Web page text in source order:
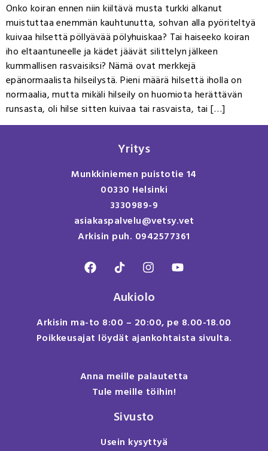
Onko koiran ennen niin kiiltävä musta turkki alkanut
muistuttaa enemmän kauhtunutta, sohvan alla pyöriteltyä
kuivaa hilsettä pöllyävää pölyhuiskaa? Tai haiseeko koiran
iho eltaantuneelle ja kädet jäävät silittelyn jälkeen
kummallisen rasvaisiksi? Nämä ovat merkkejä
epänormaalista hilseilystä. Pieni määrä hilsettä iholla on
normaalia, mutta mikäli hilseily on huomiota herättävän
runsasta, oli hilse sitten kuivaa tai rasvaista, tai […]
Yritys
Munkkiniemen puistotie 14
00330 Helsinki
3330989-9
asiakaspalvelu@vetsy.vet
Arkisin puh. 0942577361
Aukiolo
Arkisin ma-to 8:00 – 20:00, pe 8.00-18.00
Poikkeusajat löydät ajankohtaista sivulta.
Anna meille palautetta
Tule meille töihin!
Sivusto
Usein kysyttyä